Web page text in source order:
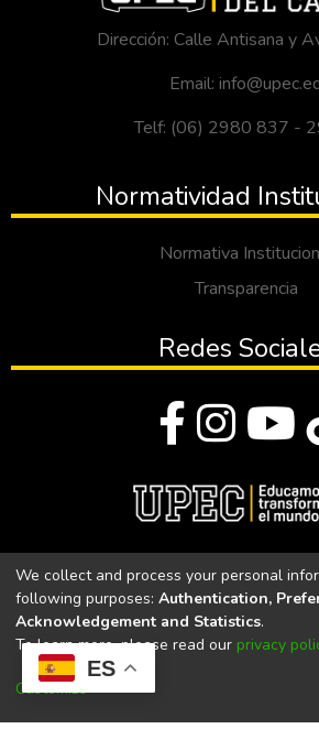
ES
Dirección: Calle Antisana y
Email:
Telf: (06) 2980 837 -
Normatividad
Normativa
Transparencia
Redes
Universidad Politécnica
Universidad Politécnica Estatal del
CACES Resolución N°. 160-SE-
We collect and process your personal
following purposes: Authentication,
Acknowledgement and Statistics.
To learn more, please read our privacy
Customize